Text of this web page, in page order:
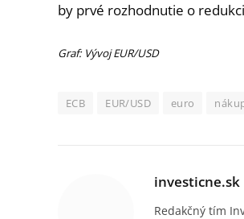
by prvé rozhodnutie o
Graf: Vývoj EUR/USD
ECB EUR/USD euro
investicne.sk
Redakčný tím